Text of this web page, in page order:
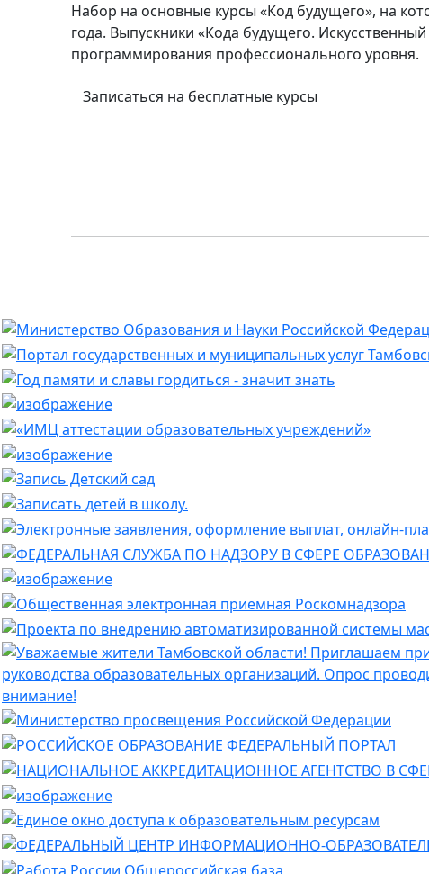
Набор на основные курсы «Код будущего», на
года. Выпускники «Кода будущего.
программирования профессионального уровня.
Записаться на бесплатные курсы